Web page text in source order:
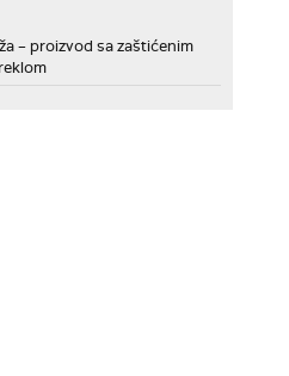
– proizvod sa zaštićenim